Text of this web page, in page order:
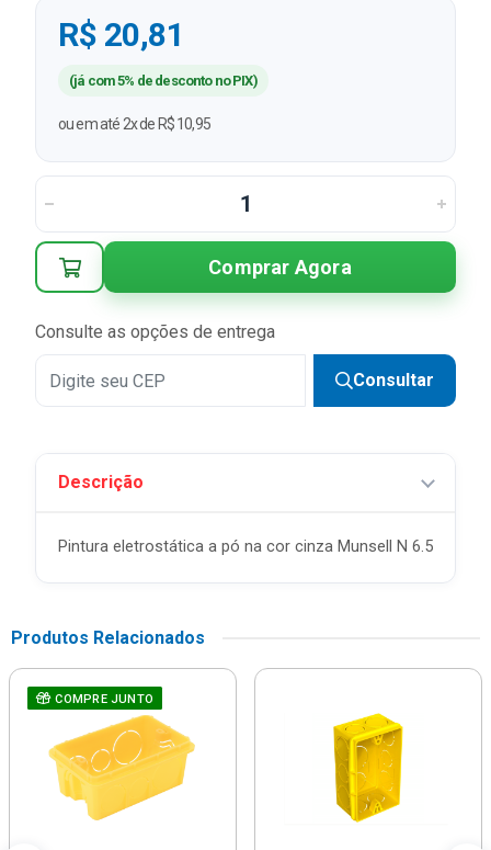
R$ 20,81
(já com 5% de desconto no PIX)
ou em até 2x de R$ 10,95
Comprar Agora
Consulte as opções de entrega
Consultar
Descrição
Pintura eletrostática a pó na cor cinza Munsell N 6.5
Produtos Relacionados
COMPRE JUNTO